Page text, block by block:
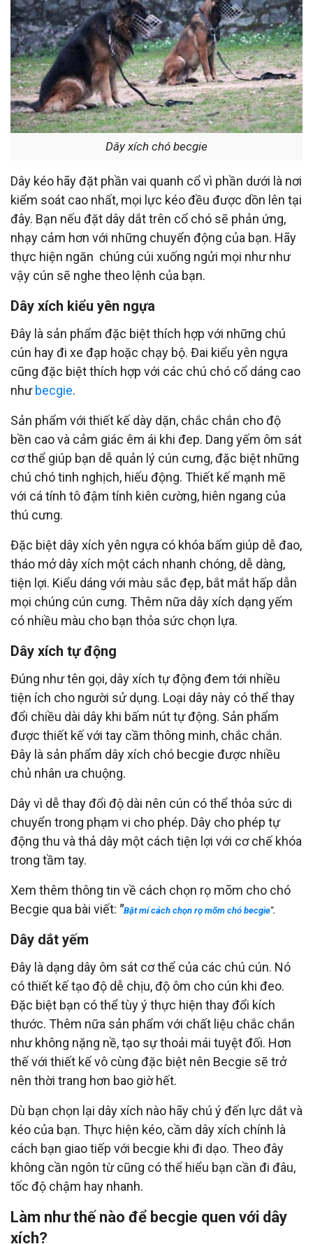
Dây xích chó becgie
Dây kéo hãy đặt phần vai quanh cổ vì phần dưới là nơi
kiểm soát cao nhất, mọi lực kéo đều được dồn lên tại
đây. Bạn nếu đặt dây dắt trên cổ chó sẽ phản ứng,
nhạy cảm hơn với những chuyển động của bạn. Hãy
thực hiện ngăn chúng cúi xuống ngửi mọi như như
vậy cún sẽ nghe theo lệnh của bạn.
Dây xích kiểu yên ngựa
Đây là sản phẩm đặc biệt thích hợp với những chú
cún hay đi xe đạp hoặc chạy bộ. Đai kiểu yên ngựa
cũng đặc biệt thích hợp với các chú chó cổ dáng cao
nhưbecgie.
Sản phẩm với thiết kế dày dặn, chắc chắn cho độ
bền cao và cảm giác êm ái khi đep. Dang yếm ôm sát
cơ thể giúp bạn dễ quản lý cún cưng, đặc biệt những
chú chó tinh nghịch, hiếu động. Thiết kế mạnh mẽ
với cá tính tô đậm tính kiên cường, hiên ngang của
thú cưng.
Đặc biệt dây xích yên ngựa có khóa bấm giúp dễ đao,
tháo mở dây xích một cách nhanh chóng, dễ dàng,
tiện lợi. Kiểu dáng với màu sắc đẹp, bắt mắt hấp dẫn
mọi chúng cún cưng. Thêm nữa dây xích dạng yếm
có nhiều màu cho bạn thỏa sức chọn lựa.
Dây xích tự động
Đúng như tên gọi, dây xích tự động đem tới nhiều
tiện ích cho người sử dụng. Loại dây này có thể thay
đổi chiều dài dây khi bấm nút tự động. Sản phẩm
được thiết kế với tay cầm thông minh, chắc chắn.
Đây là sản phẩm dây xích chó becgie được nhiều
chủ nhân ưa chuộng.
Dây vì dễ thay đổi độ dài nên cún có thể thỏa sức di
chuyển trong phạm vi cho phép. Dây cho phép tự
động thu và thả dây một cách tiện lợi với cơ chế khóa
trong tầm tay.
Xem thêm thông tin về cách chọn rọ mõm cho chó
Becgie qua bài viết: "Bật mí cách chọn rọ mõm chó becgie".
Dây dắt yếm
Đây là dạng dây ôm sát cơ thể của các chú cún. Nó
có thiết kế tạo độ dễ chịu, độ ôm cho cún khi đeo.
Đặc biệt bạn có thể tùy ý thực hiện thay đổi kích
thước. Thêm nữa sản phẩm với chất liệu chắc chắn
như không nặng nề, tạo sự thoải mái tuyệt đối. Hơn
thế với thiết kế vô cùng đặc biệt nên Becgie sẽ trở
nên thời trang hơn bao giờ hết.
Dù bạn chọn lại dây xích nào hãy chú ý đến lực dắt và
kéo của bạn. Thực hiện kéo, cầm dây xích chính là
cách bạn giao tiếp với becgie khi đi dạo. Theo đây
không cần ngôn từ cũng có thể hiểu bạn cần đi đâu,
tốc độ chậm hay nhanh.
Làm như thế nào để becgie quen với dây
xích?